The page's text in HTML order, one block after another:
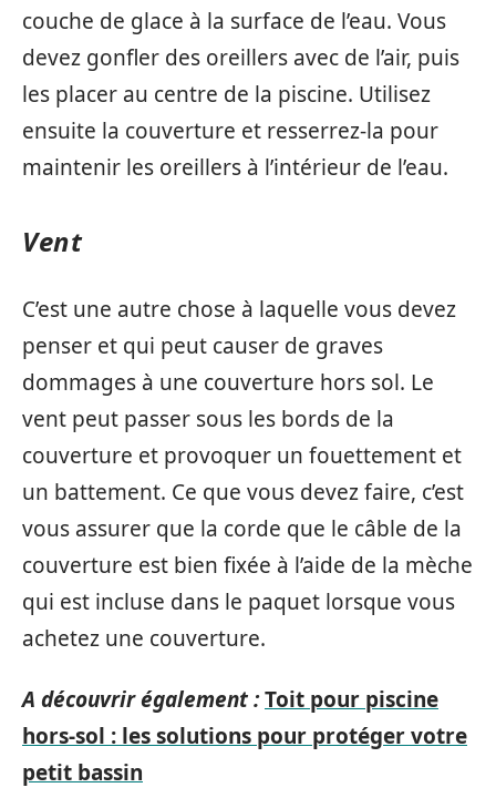
couche de glace à la surface de l’eau. Vous
devez gonfler des oreillers avec de l’air, puis
les placer au centre de la piscine. Utilisez
ensuite la couverture et resserrez-la pour
maintenir les oreillers à l’intérieur de l’eau.
Vent
C’est une autre chose à laquelle vous devez
penser et qui peut causer de graves
dommages à une couverture hors sol. Le
vent peut passer sous les bords de la
couverture et provoquer un fouettement et
un battement. Ce que vous devez faire, c’est
vous assurer que la corde que le câble de la
couverture est bien fixée à l’aide de la mèche
qui est incluse dans le paquet lorsque vous
achetez une couverture.
A découvrir également :Toit pour piscine
hors-sol : les solutions pour protéger votre
petit bassin